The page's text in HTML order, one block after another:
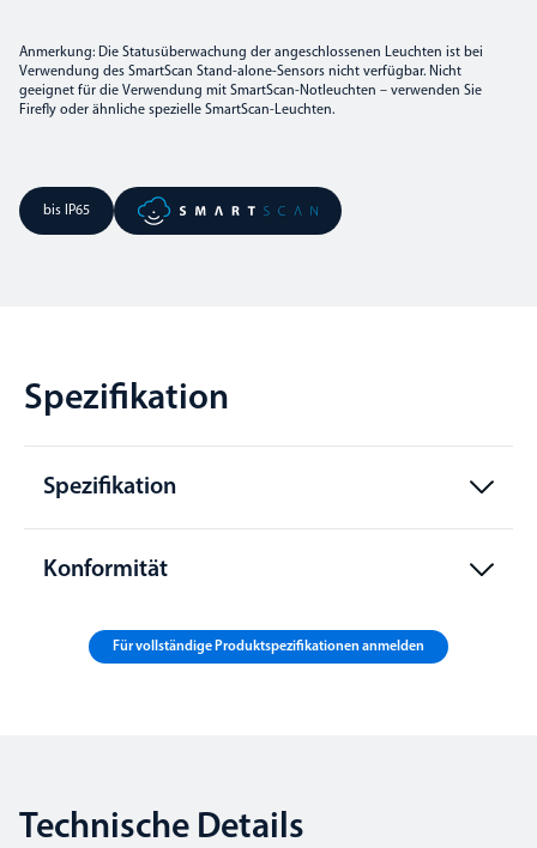
Anmerkung: Die Statusüberwachung der angeschlossenen Leuchten ist bei
Verwendung des SmartScan Stand-alone-Sensors nicht verfügbar. Nicht
geeignet für die Verwendung mit SmartScan-Notleuchten – verwenden Sie
Firefly oder ähnliche spezielle SmartScan-Leuchten.
bis IP65
Spezifikation
Spezifikation
Konformität
Für vollständige Produktspezifikationen anmelden
Technische Details